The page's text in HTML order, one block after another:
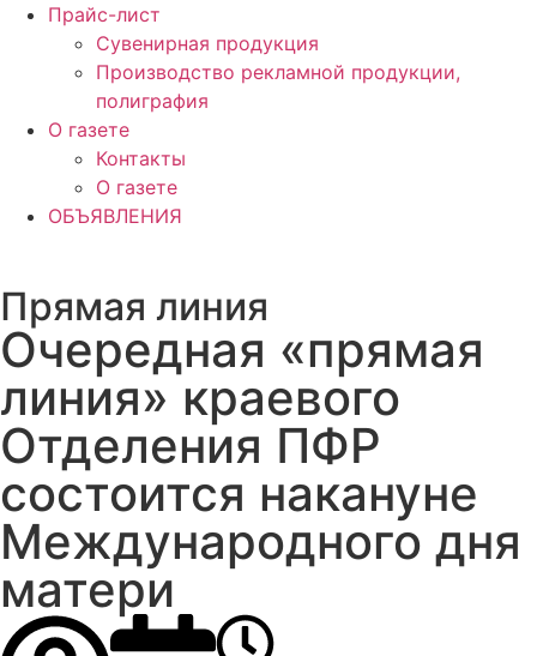
Прайс-лист
Сувенирная продукция
Производство рекламной продукции,
полиграфия
О газете
Контакты
О газете
ОБЪЯВЛЕНИЯ
Прямая линия
Очередная «прямая
линия» краевого
Отделения ПФР
состоится накануне
Международного дня
матери